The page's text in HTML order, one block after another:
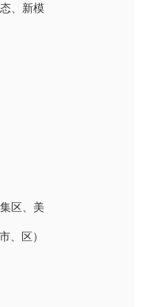
、新模
区、美
、区）